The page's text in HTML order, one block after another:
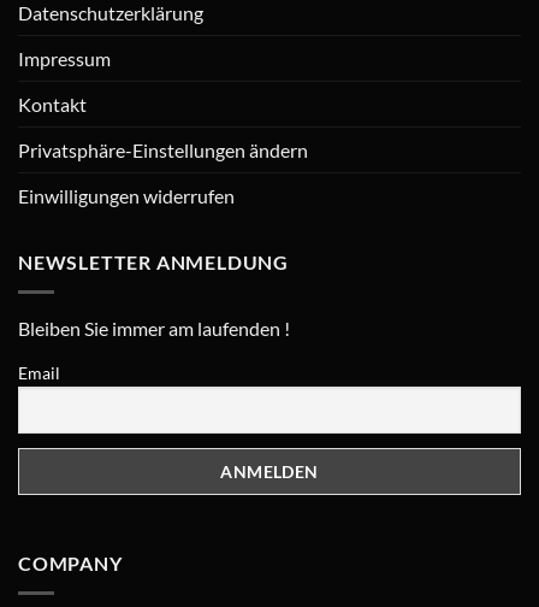
Datenschutzerklärung
Impressum
Kontakt
Privatsphäre-Einstellungen ändern
Einwilligungen widerrufen
NEWSLETTER ANMELDUNG
Bleiben Sie immer am laufenden !
Email
COMPANY